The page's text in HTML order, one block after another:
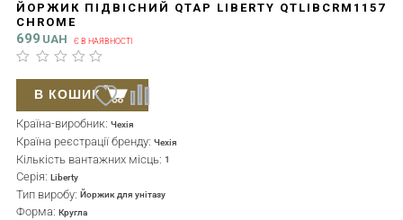
ЙОРЖИК ПІДВІСНИЙ QTAP LIBERTY QTLIBCRM1157
CHROME
699 UAH Є В НАЯВНОСТІ
Країна-виробник: Чехія
Країна реєстрації бренду: Чехія
Кількість вантажних місць: 1
Серія: Liberty
Тип виробу: Йоржик для унітазу
Форма: Кругла
В КОШИК